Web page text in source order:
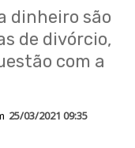
dinheiro são
de divórcio,
com a
25/03/2021 09:35